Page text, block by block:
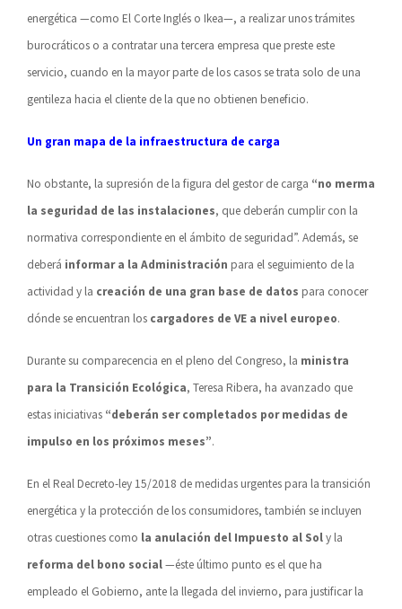
energética —como El Corte Inglés o Ikea—, a realizar unos trámites
burocráticos o a contratar una tercera empresa que preste este
servicio, cuando en la mayor parte de los casos se trata solo de una
gentileza hacia el cliente de la que no obtienen beneficio.
Un gran mapa de la infraestructura de carga
No obstante, la supresión de la figura del gestor de carga “no merma
la seguridad de las instalaciones, que deberán cumplir con la
normativa correspondiente en el ámbito de seguridad”. Además, se
deberá informar a la Administración para el seguimiento de la
actividad y la creación de una gran base de datos para conocer
dónde se encuentran los cargadores de VE a nivel europeo.
Durante su comparecencia en el pleno del Congreso, la ministra
para la Transición Ecológica, Teresa Ribera, ha avanzado que
estas iniciativas “deberán ser completados por medidas de
impulso en los próximos meses”.
En el Real Decreto-ley 15/2018 de medidas urgentes para la transición
energética y la protección de los consumidores, también se incluyen
otras cuestiones como la anulación del Impuesto al Soly la
reforma del bono social—éste último punto es el que ha
empleado el Gobierno, ante la llegada del invierno, para justificar la